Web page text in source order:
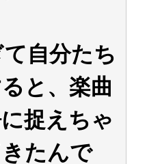
て自分たち
と、楽曲
捉えちゃ
たんで